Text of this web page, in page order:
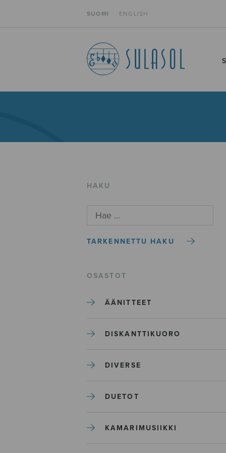
SUOMI ENGLISH
HAKU
TARKENNETTU HAKU
OSASTOT
ÄÄNITTEET
DISKANTTIKUORO
DIVERSE
DUETOT
KAMARIMUSIIKKI